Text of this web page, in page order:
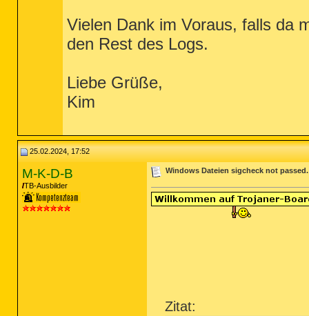
Vielen Dank im Voraus, falls da
den Rest des Logs.
Liebe Grüße,
Kim
25.02.2024, 17:52
M-K-D-B
TB-Ausbilder
Windows Dateien sigcheck not
Zitat: